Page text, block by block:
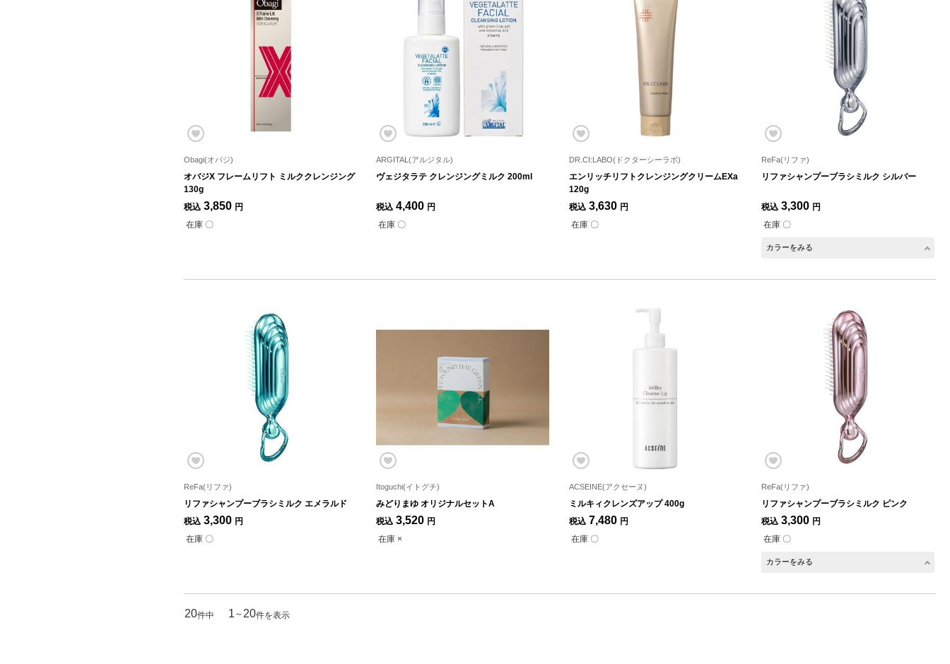
Obagi(オバジ)
オバジX フレームリフト ミルククレンジング
130g
税込 3,850 円
在庫 〇
ARGITAL(アルジタル)
ヴェジタラテ クレンジングミルク 200ml
税込 4,400 円
在庫 〇
DR.CI:LABO(ドクターシーラボ)
エンリッチリフトクレンジングクリームEXa
120g
税込 3,630 円
在庫 〇
ReFa(リファ)
リファシャンプーブラシミルク シルバー
税込 3,300 円
在庫 〇
カラーをみる
ReFa(リファ)
リファシャンプーブラシミルク エメラルド
税込 3,300 円
在庫 〇
Itoguchi(イトグチ)
みどりまゆ オリジナルセットA
税込 3,520 円
在庫 ×
ACSEINE(アクセーヌ)
ミルキィクレンズアップ 400g
税込 7,480 円
在庫 〇
ReFa(リファ)
リファシャンプーブラシミルク ピンク
税込 3,300 円
在庫 〇
カラーをみる
20件中 1 ～ 20件を表示